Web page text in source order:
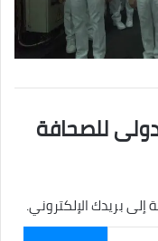
للصحافة
بريدك الإلكتروني.